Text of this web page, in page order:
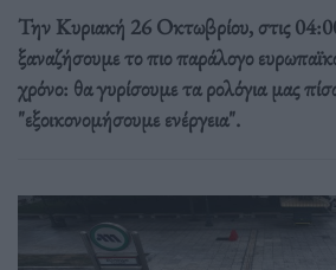
Την Κυριακή 26 Οκτωβρίου, στις
ξαναζήσουμε το πιο παράλογο
χρόνο: θα γυρίσουμε τα ρολόγια μας
"εξοικονομήσουμε ενέργεια".